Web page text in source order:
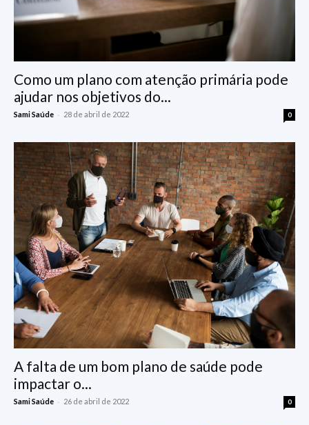
Como um plano com atenção primária pode
ajudar nos objetivos do...
Sami Saúde - 28 de abril de 2022 0
A falta de um bom plano de saúde pode
impactar o...
Sami Saúde - 26 de abril de 2022 0